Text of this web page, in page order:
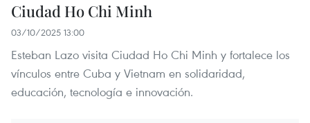
Ciudad Ho Chi Minh
03/10/2025 13:00
Esteban Lazo visita Ciudad Ho Chi Minh y fortalece los
vínculos entre Cuba y Vietnam en solidaridad,
educación, tecnología e innovación.